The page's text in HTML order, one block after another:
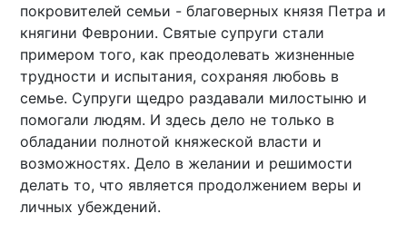
покровителей семьи - благоверных князя Петра и
княгини Февронии. Святые супруги стали
примером того, как преодолевать жизненные
трудности и испытания, сохраняя любовь в
семье. Супруги щедро раздавали милостыню и
помогали людям. И здесь дело не только в
обладании полнотой княжеской власти и
возможностях. Дело в желании и решимости
делать то, что является продолжением веры и
личных убеждений.